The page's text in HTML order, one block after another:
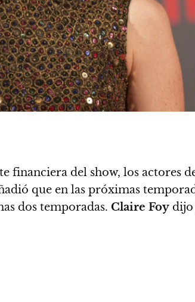
financiera del show, los actores
que en las próximas
dos temporadas. Claire Foy dijo